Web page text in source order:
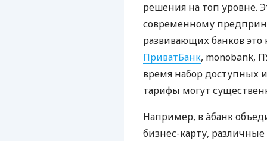
решения на топ уровне.
современному
развивающих банков это
ПриватБанк, monobank,
время набор доступных
тарифы могут
Например, в àбанк
бизнес-карту,